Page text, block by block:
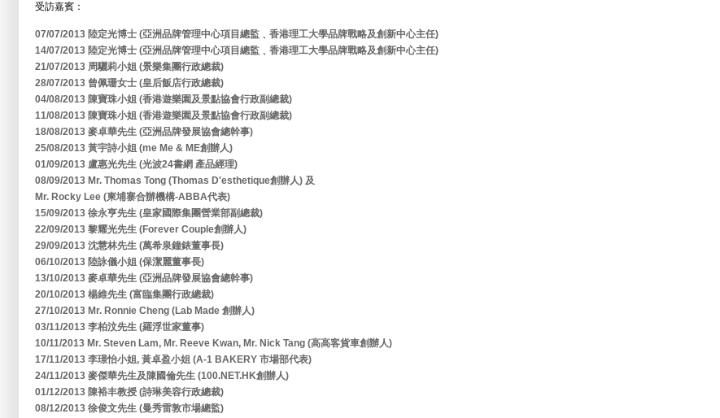
受訪嘉賓：
07/07/2013 陸定光博士 (亞洲品牌管理中心項目總監﹑香港理工大學品牌戰略及創新中心主任)
14/07/2013 陸定光博士 (亞洲品牌管理中心項目總監﹑香港理工大學品牌戰略及創新中心主任)
21/07/2013 周驪莉小姐 (景樂集團行政總裁)
28/07/2013 曾佩珊女士 (皇后飯店行政總裁)
04/08/2013 陳寶珠小姐 (香港遊樂園及景點協會行政副總裁)
11/08/2013 陳寶珠小姐 (香港遊樂園及景點協會行政副總裁)
18/08/2013 麥卓華先生 (亞洲品牌發展協會總幹事)
25/08/2013 黃宇詩小姐 (me Me & ME創辦人)
01/09/2013 盧惠光先生 (光波24書網 產品經理)
08/09/2013 Mr. Thomas Tong (Thomas D'esthetique創辦人) 及
Mr. Rocky Lee (柬埔寨合辦機構-ABBA代表)
15/09/2013 徐永亨先生 (皇家國際集團營業部副總裁)
22/09/2013 黎耀光先生 (Forever Couple創辦人)
29/09/2013 沈慧林先生 (萬希泉鐘錶董事長)
06/10/2013 陸詠儀小姐 (保潔麗董事長)
13/10/2013 麥卓華先生 (亞洲品牌發展協會總幹事)
20/10/2013 楊維先生 (富臨集團行政總裁)
27/10/2013 Mr. Ronnie Cheng (Lab Made 創辦人)
03/11/2013 李柏汶先生 (羅浮世家董事)
10/11/2013 Mr. Steven Lam, Mr. Reeve Kwan, Mr. Nick Tang (高高客貨車創辦人)
17/11/2013 李璟怡小姐, 黃卓盈小姐 (A-1 BAKERY 市場部代表)
24/11/2013 麥傑華先生及陳國倫先生 (100.NET.HK創辦人)
01/12/2013 陳裕丰教授 (詩琳美容行政總裁)
08/12/2013 徐俊文先生 (曼秀雷敦市場總監)